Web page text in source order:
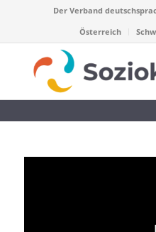
Der Verband
Österreich